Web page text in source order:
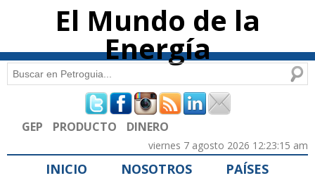
El Mundo de la
Energía
Formulario de búsqueda
Buscar
GEP PRODUCTO DINERO
viernes 7 agosto 2026 12:23:15 am
INICIO NOSOTROS
PAÍSES